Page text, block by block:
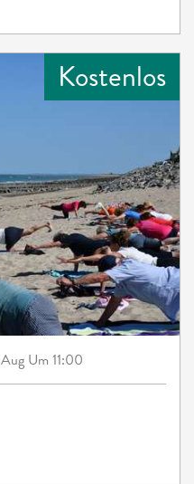
Kostenlos
Aug Um 11:00